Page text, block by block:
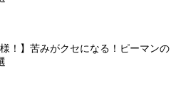
様！】苦みがクセになる！ピーマンの